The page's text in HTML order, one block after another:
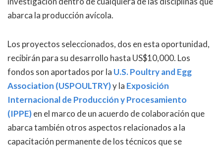
abarca la producción avícola.
Los proyectos seleccionados, dos en esta oportunidad,
recibirán para su desarrollo hasta US$10,000. Los
fondos son aportados por la U.S. Poultry and Egg
Association (USPOULTRY)y la Exposición
Internacional de Producción y Procesamiento
(IPPE)en el marco de un acuerdo de colaboración que
abarca también otros aspectos relacionados a la
capacitación permanente de los técnicos que se